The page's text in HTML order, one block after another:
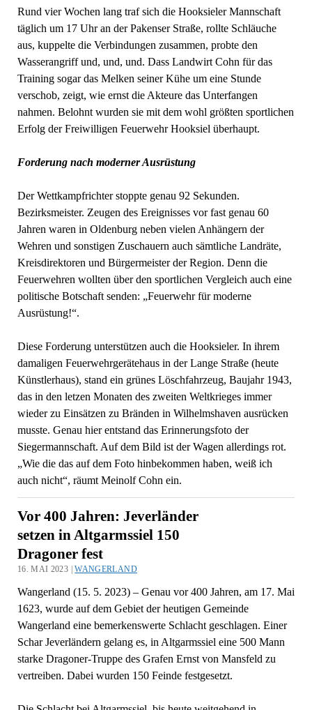
Rund vier Wochen lang traf sich die Hooksieler Mannschaft
täglich um 17 Uhr an der Pakenser Straße, rollte Schläuche
aus, kuppelte die Verbindungen zusammen, probte den
Wasserangriff und, und, und. Dass Landwirt Cohn für das
Training sogar das Melken seiner Kühe um eine Stunde
verschob, zeigt, wie ernst die Akteure das Unterfangen
nahmen. Belohnt wurden sie mit dem wohl größten sportlichen
Erfolg der Freiwilligen Feuerwehr Hooksiel überhaupt.
Forderung nach moderner Ausrüstung
Der Wettkampfrichter stoppte genau 92 Sekunden.
Bezirksmeister. Zeugen des Ereignisses vor fast genau 60
Jahren waren in Oldenburg neben vielen Anhängern der
Wehren und sonstigen Zuschauern auch sämtliche Landräte,
Kreisdirektoren und Bürgermeister der Region. Denn die
Feuerwehren wollten über den sportlichen Vergleich auch eine
politische Botschaft senden: „Feuerwehr für moderne
Ausrüstung!“.
Diese Forderung unterstützen auch die Hooksieler. In ihrem
damaligen Feuerwehrgerätehaus in der Lange Straße (heute
Künstlerhaus), stand ein grünes Löschfahrzeug, Baujahr 1943,
das in den letzen Monaten des zweiten Weltkrieges immer
wieder zu Einsätzen zu Bränden in Wilhelmshaven ausrücken
musste. Genau hier entstand das Erinnerungsfoto der
Siegermannschaft. Auf dem Bild ist der Wagen allerdings rot.
„Wie die das auf dem Foto hinbekommen haben, weiß ich
auch nicht“, räumt Meinolf Cohn ein.
Vor 400 Jahren: Jeverländer
setzen in Altgarmssiel 150
Dragoner fest
16. MAI 2023 |WANGERLAND
Wangerland (15. 5. 2023) – Genau vor 400 Jahren, am 17. Mai
1623, wurde auf dem Gebiet der heutigen Gemeinde
Wangerland eine bemerkenswerte Schlacht geschlagen. Einer
Schar Jeverländern gelang es, in Altgarmssiel eine 500 Mann
starke Dragoner-Truppe des Grafen Ernst von Mansfeld zu
vertreiben. Dabei wurden 150 Feinde festgesetzt.